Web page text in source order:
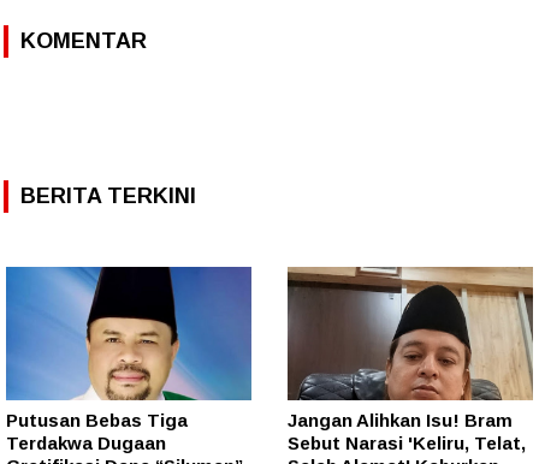
KOMENTAR
BERITA TERKINI
Putusan Bebas Tiga
Terdakwa Dugaan
Jangan Alihkan Isu! Bram
Sebut Narasi 'Keliru, Telat,